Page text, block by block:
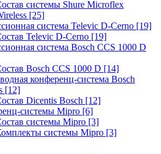
системы Shure Microflex
[25]
система Televic D-Cerno [19]
Televic D-Cerno [19]
система Bosch CCS 1000 D
Bosch CCS 1000 D [14]
конференц-система Bosch
[12]
Dicentis Bosch [12]
системы Mipro [6]
системы Mipro [3]
системы Mipro [3]